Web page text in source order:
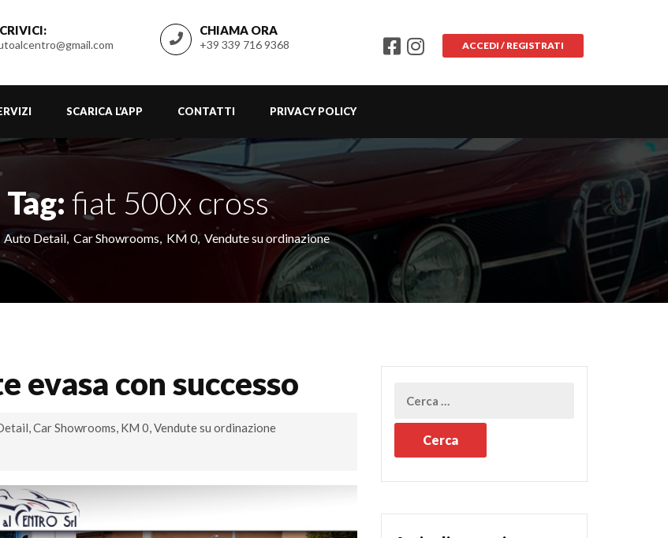
CHIAMA ORA
+39 339 716 9368 ACCEDI / REGISTRATI
SCARICA L’APP CONTATTI PRIVACY POLICY
Tag: fiat 500x cross
Auto Detail, Car Showrooms, KM 0, Vendute su ordinazione
evasa con successo
,Car Showrooms, KM 0,Vendute su ordinazione